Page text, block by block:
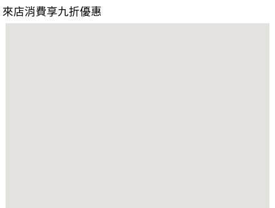
來店消費享九折優惠